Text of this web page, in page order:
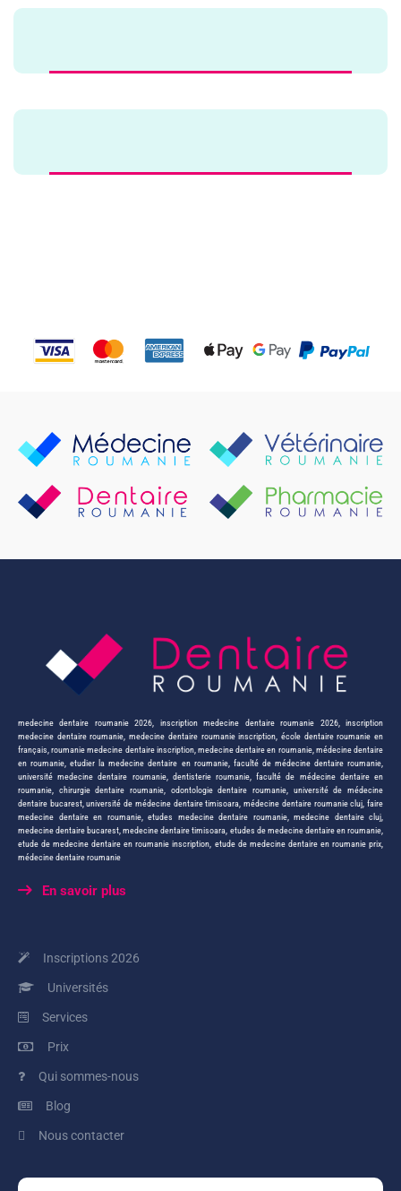
medecine dentaire roumanie 2026 inscription medecine dentaire roumanie 2026,inscription
medecine dentaire roumanie ,medecine dentaire roumanie inscription école dentaire roumanie en
français ,roumanie medecine dentaire inscription,medecine dentaire en roumanie, médecine dentaire
en roumanie ,etudier la medecine dentaire en roumanie, faculté de médecine dentaire roumanie
université medecine dentaire roumanie, dentisterie roumanie ,faculté de médecine dentaire en
roumanie
chirurgie dentaire roumanie odontologie dentaire roumanie
université de médecine
dentaire bucarest,université de médecine dentaire timisoara ,médecine dentaire roumanie cluj ,faire
medecine dentaire en roumanie, etudes medecine dentaire roumanie, medecine dentaire cluj
medecine dentaire bucarest ,medecine dentaire timisoara etudes de medecine dentaire en roumanie
etude de medecine dentaire en roumanie inscription etude de medecine dentaire en roumanie prix
médecine dentaire roumanie
En savoir plus
Inscriptions 2026
Universités
Services
Prix
Qui sommes-nous
Blog
Nous contacter